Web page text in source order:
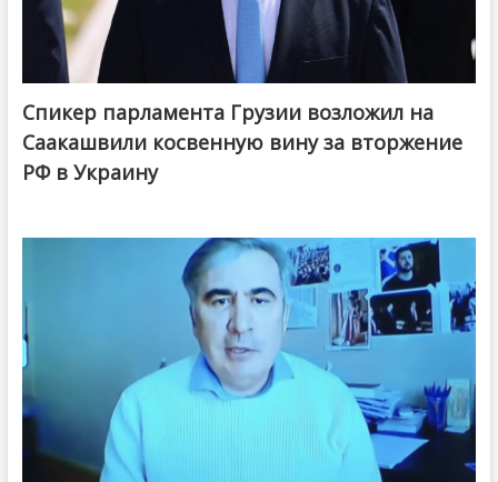
Спикер парламента Грузии возложил на
Саакашвили косвенную вину за вторжение
РФ в Украину